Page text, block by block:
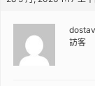
訪客